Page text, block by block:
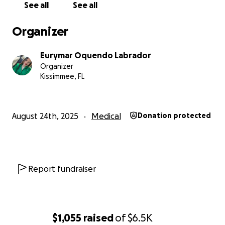
$1,055 raisedof$6.5K
See all See all
Organizer
Eurymar Oquendo Labrador
Organizer
Kissimmee, FL
August 24th, 2025 Medical Donation protected
Report fundraiser